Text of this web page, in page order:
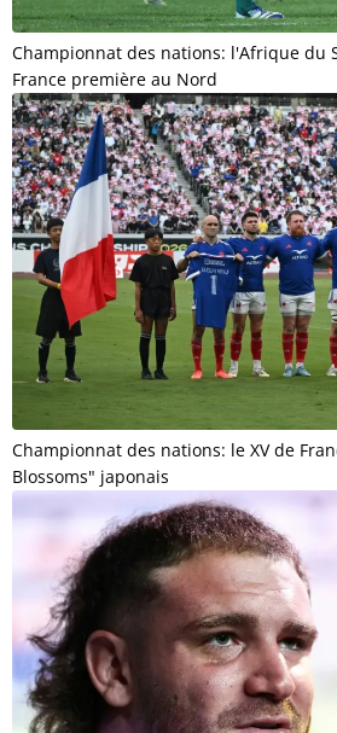
Championnat des nations: l'Afrique du
France première au Nord
Championnat des nations: le XV de
Blossoms" japonais